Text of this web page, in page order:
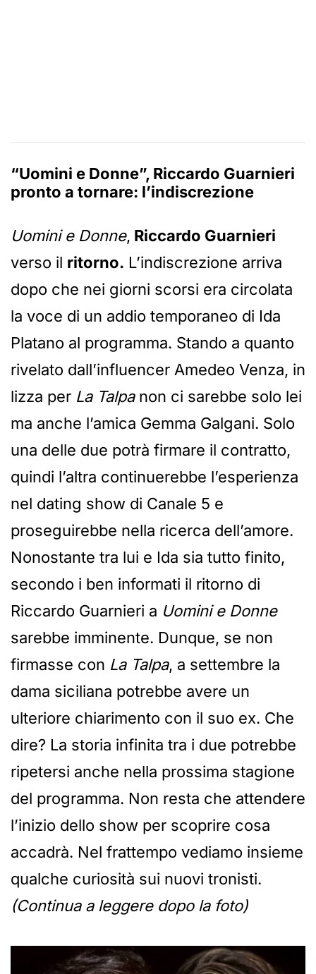
“Uomini e Donne”, Riccardo Guarnieri
pronto a tornare: l’indiscrezione
Uomini e Donne, Riccardo Guarnieri
verso il ritorno. L’indiscrezione arriva
dopo che nei giorni scorsi era circolata
la voce di un addio temporaneo di Ida
Platano al programma. Stando a quanto
rivelato dall’influencer Amedeo Venza, in
lizza per La Talpanon ci sarebbe solo lei
ma anche l’amica Gemma Galgani. Solo
una delle due potrà firmare il contratto,
quindi l’altra continuerebbe l’esperienza
nel dating show di Canale 5 e
proseguirebbe nella ricerca dell’amore.
Nonostante tra lui e Ida sia tutto finito,
secondo i ben informati il ritorno di
Riccardo Guarnieri a Uomini e Donne
sarebbe imminente. Dunque, se non
firmasse con La Talpa, a settembre la
dama siciliana potrebbe avere un
ulteriore chiarimento con il suo ex. Che
dire? La storia infinita tra i due potrebbe
ripetersi anche nella prossima stagione
del programma. Non resta che attendere
l’inizio dello show per scoprire cosa
accadrà. Nel frattempo vediamo insieme
qualche curiosità sui nuovi tronisti.
(Continua a leggere dopo la foto)